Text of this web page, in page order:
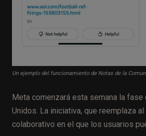
Un ejemplo del funcionamiento de Notas de la
Meta comenzará esta semana la
Unidos. La iniciativa, que reemplaza
colaborativo en el que los usuarios